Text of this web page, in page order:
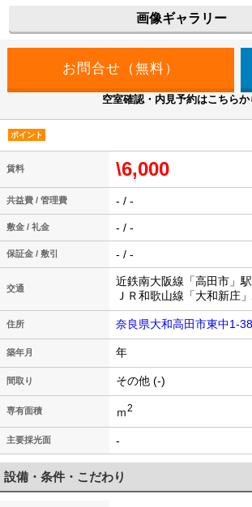
画像ギャラリー
空室確認・内見予約はこちらか
ポイント
賃料 \6,000
共益費 / 管理費 - / -
敷金 / 礼金 - / -
保証金 / 敷引 - / -
交通
近鉄南大阪線「高田市」
ＪＲ和歌山線「大和新庄
住所 奈良県大和高田市東中1-
築年月 年
間取り その他 (-)
専有面積 ｍ2
主要採光面 -
設備・条件・こだわり